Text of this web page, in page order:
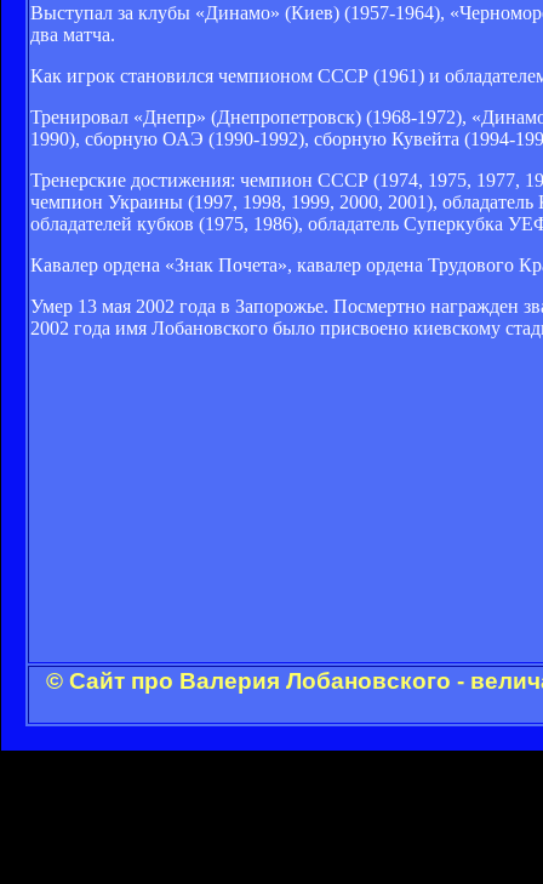
Выступал за клубы «Динамо» (Киев) (1957-1964),
два матча.
Как игрок становился чемпионом СССР (1961) и
Тренировал «Днепр» (Днепропетровск) (1968-1972),
1990), сборную ОАЭ (1990-1992), сборную Кувейта (1994-
Тренерские достижения: чемпион СССР (1974, 1975, 1977,
чемпион Украины (1997, 1998, 1999, 2000, 2001),
обладателей кубков (1975, 1986), обладатель Суперкубка
Кавалер ордена «Знак Почета», кавалер ордена Трудового
Умер 13 мая 2002 года в Запорожье. Посмертно награжден
2002 года имя Лобановского было присвоено киевскому
© Сайт про Валерия Лобановского -